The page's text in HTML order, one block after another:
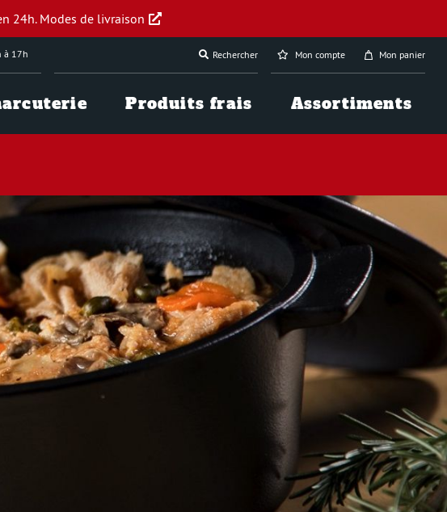
24h. Modes de livraison
à 17h Rechercher Mon compte Mon panier
Produits frais Assortiments